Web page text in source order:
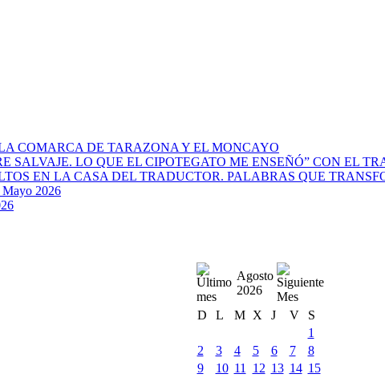
COMARCA DE TARAZONA Y EL MONCAYO
SALVAJE. LO QUE EL CIPOTEGATO ME ENSEÑÓ” CON EL
EN LA CASA DEL TRADUCTOR. PALABRAS QUE
2026
Agosto
2026
D
L M X J V
S
1
2
3 4 5 6 7
8
9
10 11 12 13 14 15